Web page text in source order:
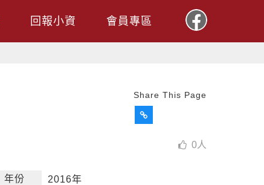
回報小資 會員專區
Share This Page
0人
年份 2016年